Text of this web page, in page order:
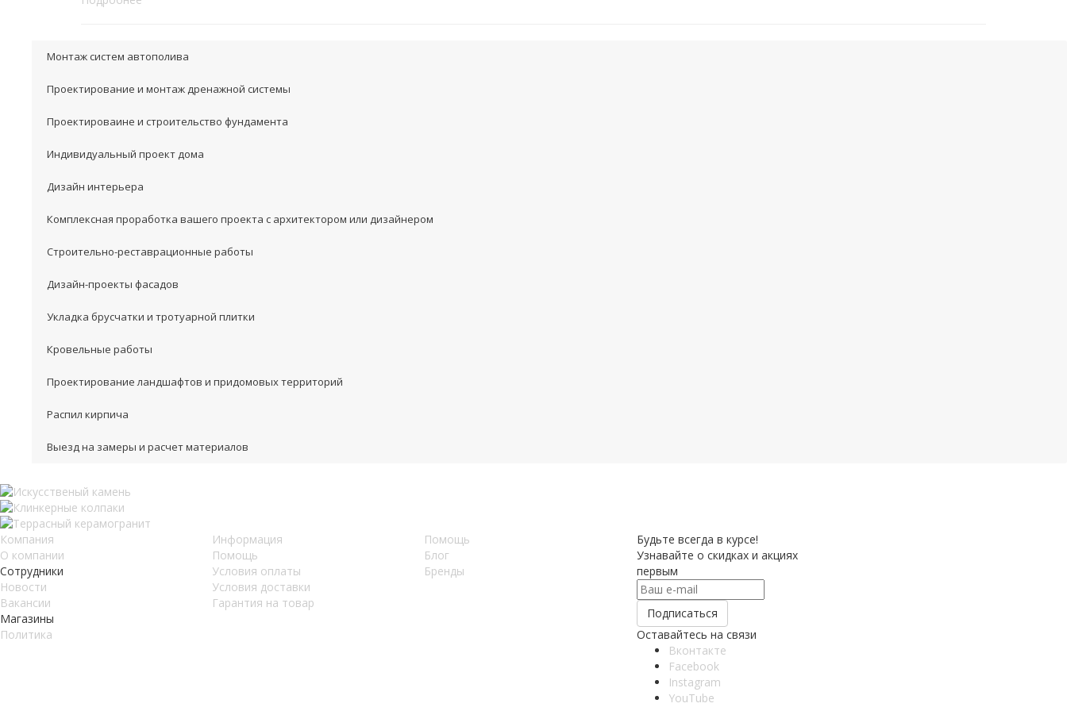
Монтаж систем автополива
Проектирование и монтаж дренажной системы
Проектироваине и строительство фундамента
Индивидуальный проект дома
Дизайн интерьера
Комплексная проработка вашего проекта с архитектором или дизайнером
Строительно-реставрационные работы
Дизайн-проекты фасадов
Укладка брусчатки и тротуарной плитки
Кровельные работы
Проектирование ландшафтов и придомовых территорий
Распил кирпича
Выезд на замеры и расчет материалов
Компания
О компании
Сотрудники
Новости
Вакансии
Магазины
Политика
Информация
Помощь
Условия оплаты
Условия доставки
Гарантия на товар
Помощь
Блог
Бренды
Будьте всегда в курсе!
Узнавайте о скидках и акциях
первым
Оставайтесь на связи
Вконтакте
Facebook
Instagram
YouTube